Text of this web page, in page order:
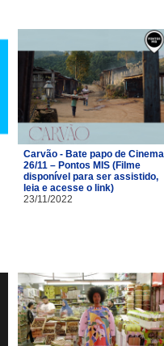
Carvão - Bate papo de Cinema
26/11 – Pontos MIS (Filme
disponível para ser assistido,
leia e acesse o link)
23/11/2022